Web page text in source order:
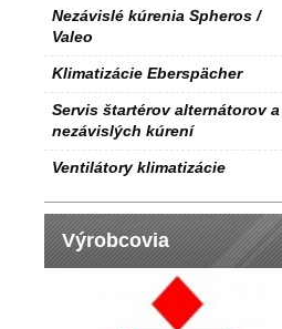
Nezávislé kúrenia Spheros /
Valeo
Klimatizácie Eberspächer
Servis štartérov alternátorov a
nezávislých kúrení
Ventilátory klimatizácie
Výrobcovia